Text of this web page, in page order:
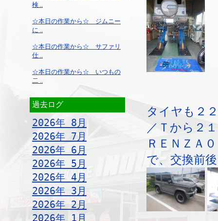
検 ..
☆本日の作業から☆ ジムニー
に ..
☆本日の作業から☆ サファリ
仕 ..
☆本日の作業から☆ いつもの
二 ..
過去ログ
2026年 8月
2026年 7月
2026年 6月
2026年 5月
2026年 4月
2026年 3月
2026年 2月
2026年 1月
タイヤも２
／Ｔから２
ＲＥＮＺＡ
で、交換前